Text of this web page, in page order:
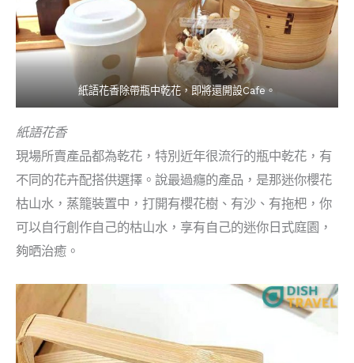
紙語花香除帶瓶中乾花，即將還開設Cafe。
紙語花香
現場所賣產品都為乾花，特別近年很流行的瓶中乾花，有
不同的花卉配搭供選擇。說最過癮的產品，是那迷你櫻花
枯山水，蒸籠裝置中，打開有櫻花樹、有沙、有拖杷，你
可以自行創作自己的枯山水，享有自己的迷你日式庭園，
夠晒治癒。